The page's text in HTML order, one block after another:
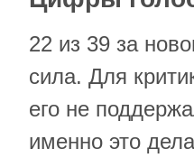
22 из 39 за
сила. Для
его не
именно это